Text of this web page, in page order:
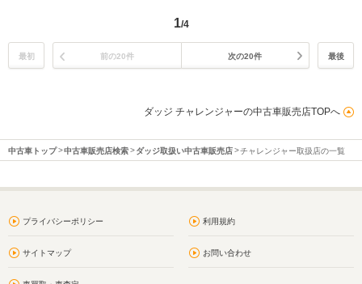
1/4
最初 前の20件 次の20件 最後
ダッジ チャレンジャーの中古車販売店TOPへ
中古車トップ 中古車販売店検索 ダッジ取扱い中古車販売店 チャレンジャー取扱店の一覧
プライバシーポリシー 利用規約
サイトマップ お問い合わせ